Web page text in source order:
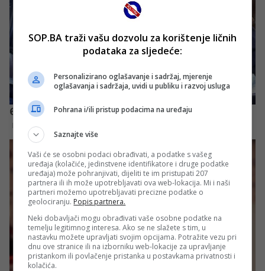
SOP.BA traži vašu dozvolu za korištenje ličnih
podataka za sljedeće:
Personalizirano oglašavanje i sadržaj, mjerenje
oglašavanja i sadržaja, uvidi u publiku i razvoj usluga
Pohrana i/ili pristup podacima na uređaju
Saznajte više
Vaši će se osobni podaci obrađivati, a podatke s vašeg
uređaja (kolačiće, jedinstvene identifikatore i druge podatke
uređaja) može pohranjivati, dijeliti te im pristupati 207
partnera ili ih može upotrebljavati ova web-lokacija. Mi i naši
partneri možemo upotrebljavati precizne podatke o
geolociranju. Popis partnera.
Neki dobavljači mogu obrađivati vaše osobne podatke na
temelju legitimnog interesa. Ako se ne slažete s tim, u
nastavku možete upravljati svojim opcijama. Potražite vezu pri
dnu ove stranice ili na izborniku web-lokacije za upravljanje
pristankom ili povlačenje pristanka u postavkama privatnosti i
kolačića.